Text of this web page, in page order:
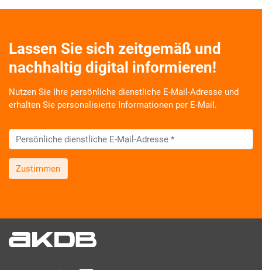
Lassen Sie sich zeitgemäß und
nachhaltig digital informieren!
Nutzen Sie Ihre persönliche dienstliche E-Mail-Adresse und
erhalten Sie personalisierte Informationen per E-Mail.
Zustimmen
informativ und selbstverständlich kostenlos. Aber auch
schnell und ressourcenschonend, eben ganz zeitgemäß digital.